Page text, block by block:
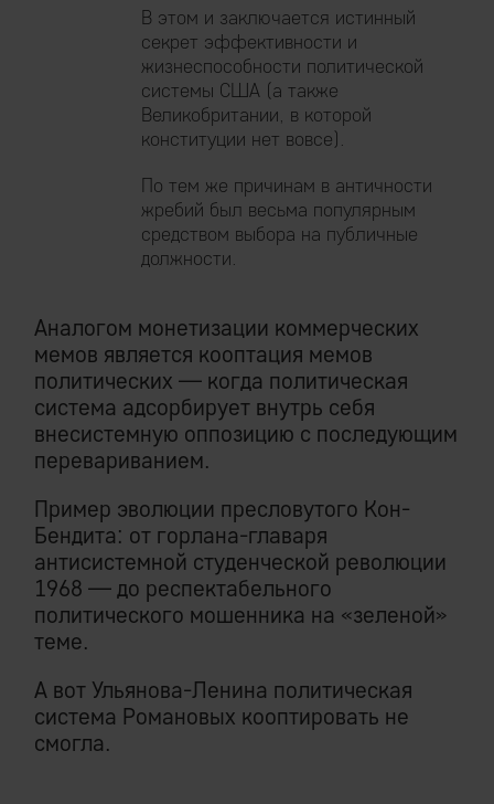
В этом и заключается истинный
секрет эффективности и
жизнеспособности политической
системы США (а также
Великобритании, в которой
конституции нет вовсе).
По тем же причинам в античности
жребий был весьма популярным
средством выбора на публичные
должности.
Аналогом монетизации коммерческих
мемов является кооптация мемов
политических — когда политическая
система адсорбирует внутрь себя
внесистемную оппозицию с последующим
перевариванием.
Пример эволюции пресловутого Кон-
Бендита: от горлана-главаря
антисистемной студенческой революции
1968 — до респектабельного
политического мошенника на «зеленой»
теме.
А вот Ульянова-Ленина политическая
система Романовых кооптировать не
смогла.